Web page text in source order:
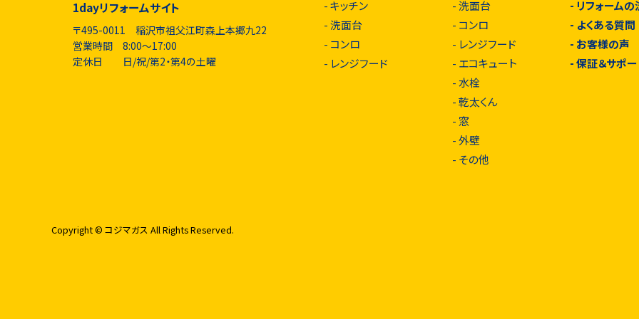
1dayリフォームサイト
〒495-0011 稲沢市祖父江町森上本郷九22
営業時間 8:00～17:00
定休日 日/祝/第2・第4の土曜
-キッチン
-洗面台
- コンロ
- レンジフード
-洗面台
- コンロ
- レンジフード
- エコキュート
-水栓
-乾太くん
- 窓
-外壁
- その他
- リフォーム
- よくある質問
- お客様の声
-保証＆サポ
Copyright © コジマガス All Rights Reserved.